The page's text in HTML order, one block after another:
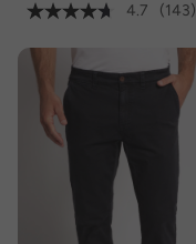
4.7
(143)